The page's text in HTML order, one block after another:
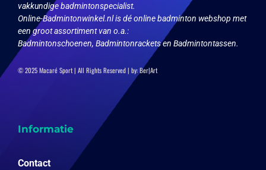
vakkundige badmintonspecialist.
Online-Badmintonwinkel.nl is dé online badminton webshop met
een groot assortiment van o.a.:
Badmintonschoenen, Badmintonrackets en Badmintontassen.
© 2025 Macaré Sport | All Rights Reserved | by:Ber|Art
Informatie
Contact